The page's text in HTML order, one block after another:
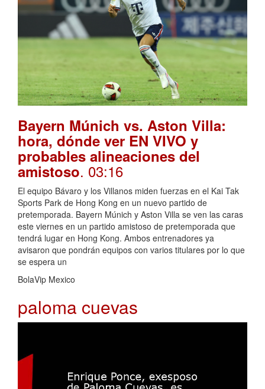
Bayern Múnich vs. Aston Villa:
hora, dónde ver EN VIVO y
probables alineaciones del
amistoso. 03:16
El equipo Bávaro y los Villanos miden fuerzas en el Kai Tak
Sports Park de Hong Kong en un nuevo partido de
pretemporada. Bayern Múnich y Aston Villa se ven las caras
este viernes en un partido amistoso de pretemporada que
tendrá lugar en Hong Kong. Ambos entrenadores ya
avisaron que pondrán equipos con varios titulares por lo que
se espera un
BolaVip Mexico
paloma cuevas